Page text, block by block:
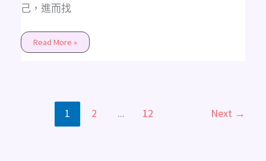
己，進而找
Read More »
1 2 ... 12 Next →